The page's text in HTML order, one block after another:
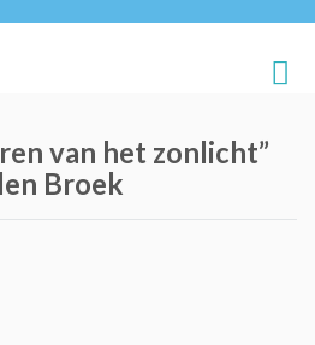
van het zonlicht”
Broek